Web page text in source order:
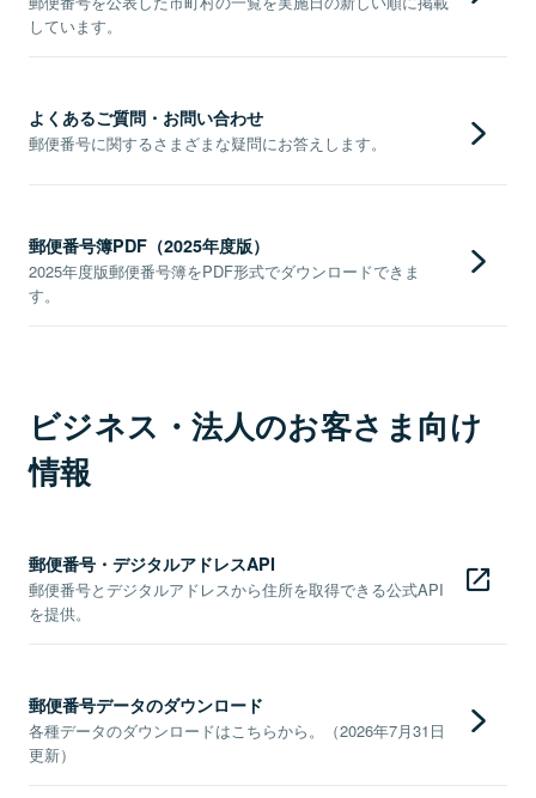
しています。
よくあるご質問・お問い合わせ
郵便番号に関するさまざまな疑問にお答えします。
郵便番号簿PDF（2025年度版）
2025年度版郵便番号簿をPDF形式でダウンロードできま
す。
ビジネス・法人のお客さま向け
情報
郵便番号・デジタルアドレスAPI
郵便番号とデジタルアドレスから住所を取得できる公式API
を提供。
郵便番号データのダウンロード
各種データのダウンロードはこちらから。（2026年7月31日
更新）